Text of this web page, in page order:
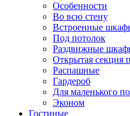
Особенности
Во всю стену
Встроенные
Под потолок
Раздвижные
Открытая секция
Распашные
Гардероб
Для маленького
Эконом
Гостиные